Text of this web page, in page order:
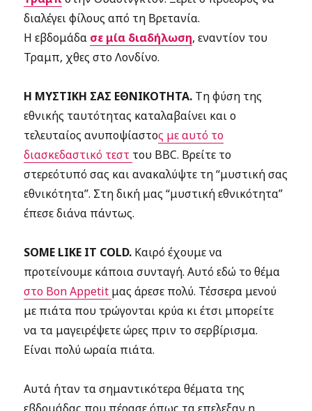
διαλέγει φίλους από τη Βρετανία.
Η εβδομάδα σε μία διαδήλωση, εναντίον του
Τραμπ, χθες στο Λονδίνο.
Η ΜΥΣΤΙΚΗ ΣΑΣ ΕΘΝΙΚΟΤΗΤΑ. Τη φύση της
εθνικής ταυτότητας καταλαβαίνει και ο
τελευταίος ανυποψίαστος με αυτό το
διασκεδαστικό τεστ του BBC. Βρείτε το
στερεότυπό σας και ανακαλύψτε τη “μυστική σας
εθνικότητα”. Στη δική μας “μυστική εθνικότητα”
έπεσε διάνα πάντως.
SOME LIKE IT COLD. Καιρό έχουμε να
προτείνουμε κάποια συνταγή. Αυτό εδώ το θέμα
στο Bon Appetit μας άρεσε πολύ. Τέσσερα μενού
με πιάτα που τρώγονται κρύα κι έτσι μπορείτε
να τα μαγειρέψετε ώρες πριν το σερβίρισμα.
Είναι πολύ ωραία πιάτα.
Αυτά ήταν τα σημαντικότερα θέματα της